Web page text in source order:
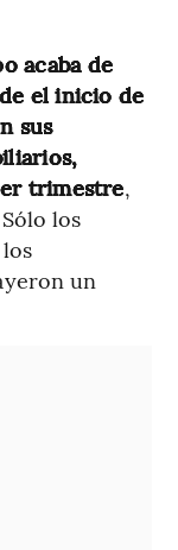
acaba de
el inicio de
sus
trimestre,
los
un